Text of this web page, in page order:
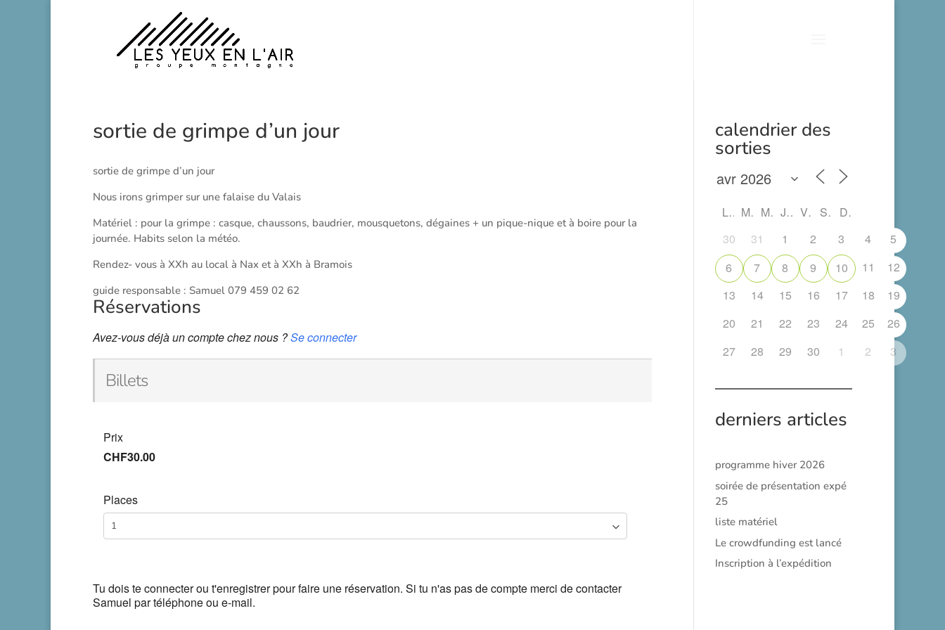
sortie de grimpe d’un jour
sortie de grimpe d’un jour
Nous irons grimper sur une falaise du Valais
Matériel : pour la grimpe : casque, chaussons, baudrier, mousquetons, dégaines + un pique-nique et à boire pour la
journée. Habits selon la météo.
Rendez- vous à XXh au local à Nax et à XXh à Bramois
guide responsable : Samuel 079 459 02 62
Réservations
Avez-vous déjà un compte chez nous ?Se connecter
Billets
Prix
CHF30.00
Places
Tu dois te connecter ou t'enregistrer pour faire une réservation. Si tu n'as pas de compte merci de contacter
Samuel par téléphone ou e-mail.
calendrier des
sorties
L M M J V S
D
30
31 1 2 3 4
5
6
7 8 9 10 11
12
13
14 15 16 17 18
19
20
21 22 23 24 25
26
27
28 29 30 1 2 3
derniers articles
programme hiver 2026
soirée de présentation expé
25
liste matériel
Le crowdfunding est lancé
Inscription à l’expédition